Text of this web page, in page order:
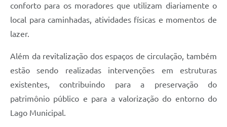
conforto para os moradores que utilizam diariamente o
local para caminhadas, atividades físicas e momentos de
lazer.
Além da revitalização dos espaços de circulação, também
estão sendo realizadas intervenções em estruturas
existentes, contribuindo para a preservação do
patrimônio público e para a valorização do entorno do
Lago Municipal.